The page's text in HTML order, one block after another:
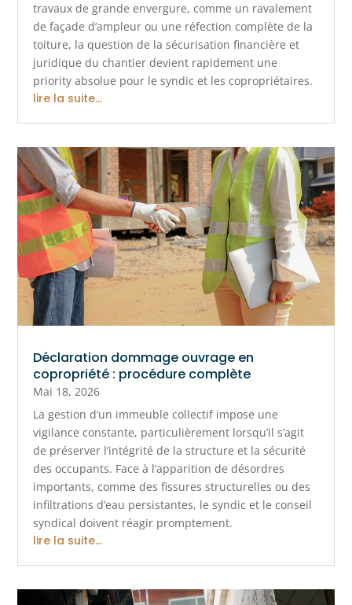
travaux de grande envergure, comme un ravalement
de façade d’ampleur ou une réfection complète de la
toiture, la question de la sécurisation financière et
juridique du chantier devient rapidement une
priority absolue pour le syndic et les copropriétaires.
lire la suite...
Déclaration dommage ouvrage en
copropriété : procédure complète
Mai 18, 2026
La gestion d’un immeuble collectif impose une
vigilance constante, particulièrement lorsqu’il s’agit
de préserver l’intégrité de la structure et la sécurité
des occupants. Face à l’apparition de désordres
importants, comme des fissures structurelles ou des
infiltrations d’eau persistantes, le syndic et le conseil
syndical doivent réagir promptement.
lire la suite...